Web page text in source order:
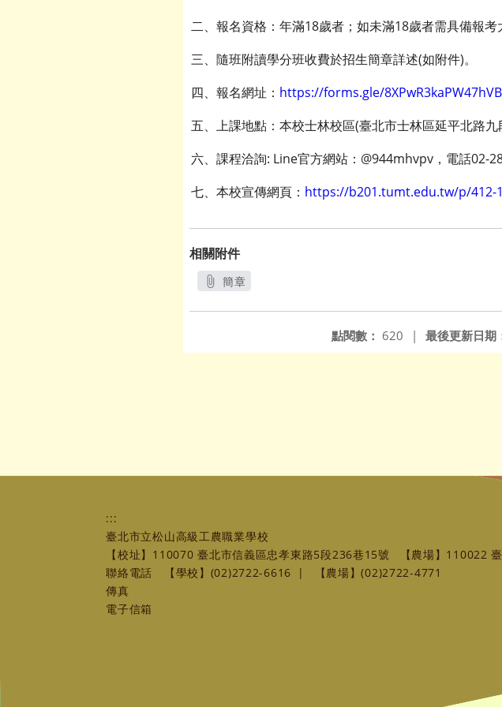
二、報名資格：年滿18歲者；如未滿18歲者需具備報考
三、隨班附讀學分班收費於招生簡章詳述(如附件)。
四、報名網址： https://forms.gle/
五、上課地點：本校士林校區(臺北市士林區延平北路九
六、課程洽詢: Line官方網站：@944mhvpv，電話02-
七、本校宣傳網頁： https://b201.tumt.edu.tw/p/412-
相關附件
簡章
最後更新日期
點閱數： 620 |
:::
臺北市立松山高級工農職業學校
【校址】110070 臺北市信義區忠孝東路5段236巷15號
【農場】110022
聯絡電話
【學校】(02)2722-6616 |
【農場】(02)2722-4771
傳真
電子信箱